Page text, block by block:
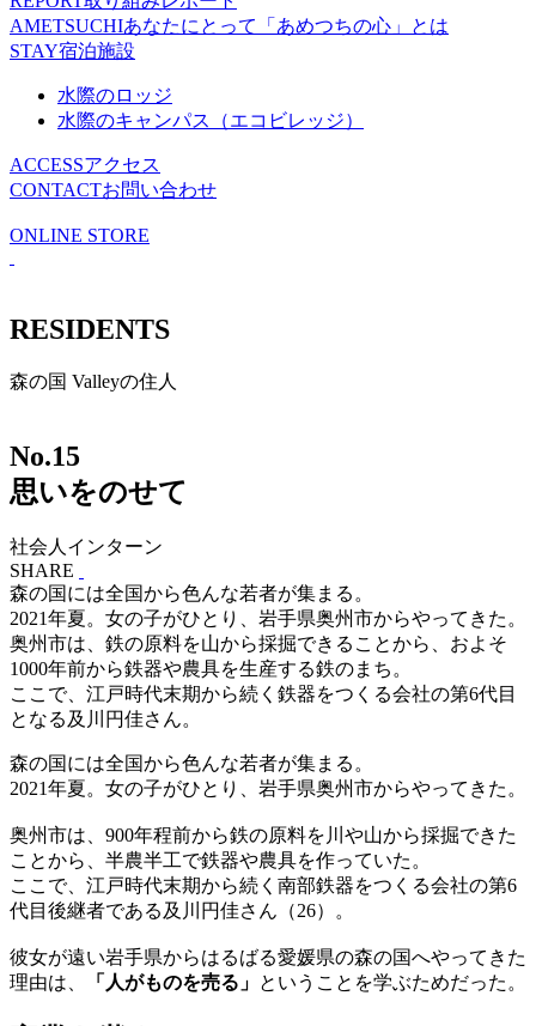
AMETSUCHIあなたにとって「あめつちの心」とは
STAY宿泊施設
水際のロッジ
水際のキャンパス（エコビレッジ）
ACCESSアクセス
CONTACTお問い合わせ
ONLINE STORE
RESIDENTS
森の国 Valleyの住人
No.15
思いをのせて
社会人インターン
SHARE
森の国には全国から色んな若者が集まる。
2021年夏。女の子がひとり、岩手県奥州市からやってきた。
奥州市は、鉄の原料を山から採掘できることから、およそ
1000年前から鉄器や農具を生産する鉄のまち。
ここで、江戸時代末期から続く鉄器をつくる会社の第6代目
となる及川円佳さん。
森の国には全国から色んな若者が集まる。
2021年夏。女の子がひとり、岩手県奥州市からやってきた。
奥州市は、900年程前から鉄の原料を川や山から採掘できた
ことから、半農半工で鉄器や農具を作っていた。
ここで、江戸時代末期から続く南部鉄器をつくる会社の第6
代目後継者である及川円佳さん（26）。
彼女が遠い岩手県からはるばる愛媛県の森の国へやってきた
理由は、
「人がものを売る」 ということを学ぶためだった。